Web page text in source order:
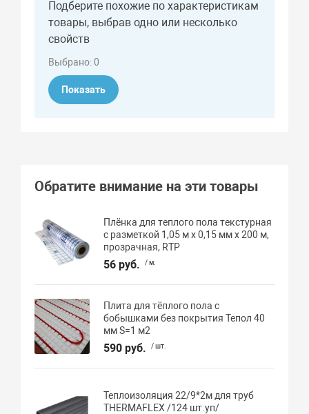
Подберите похожие по характеристикам
товары, выбрав одно или несколько
свойств
Выбрано:0
Показать
Обратите внимание на эти товары
Плёнка для теплого пола текстурная
с разметкой 1,05 м х 0,15 мм х 200 м,
прозрачная, RTP
56 руб. / м.
Плита для тёплого пола с
бобышками без покрытия Тепол 40
мм S=1 м2
590 руб. / шт.
Теплоизоляция 22/9*2м для труб
THERMAFLEX /124 шт.уп/